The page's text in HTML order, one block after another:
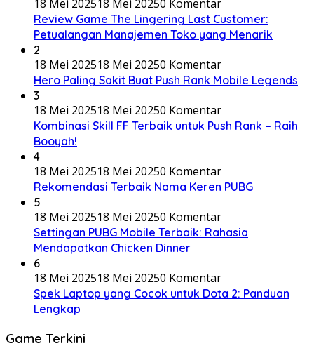
18 Mei 202518 Mei 20250 Komentar
Review Game The Lingering Last Customer:
Petualangan Manajemen Toko yang Menarik
2
18 Mei 202518 Mei 20250 Komentar
Hero Paling Sakit Buat Push Rank Mobile Legends
3
18 Mei 202518 Mei 20250 Komentar
Kombinasi Skill FF Terbaik untuk Push Rank – Raih
Booyah!
4
18 Mei 202518 Mei 20250 Komentar
Rekomendasi Terbaik Nama Keren PUBG
5
18 Mei 202518 Mei 20250 Komentar
Settingan PUBG Mobile Terbaik: Rahasia
Mendapatkan Chicken Dinner
6
18 Mei 202518 Mei 20250 Komentar
Spek Laptop yang Cocok untuk Dota 2: Panduan
Lengkap
Game Terkini